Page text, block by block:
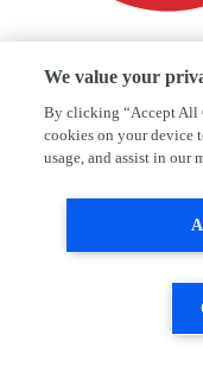
We value your
By clicking “Accept All
cookies on your device
usage, and assist in our